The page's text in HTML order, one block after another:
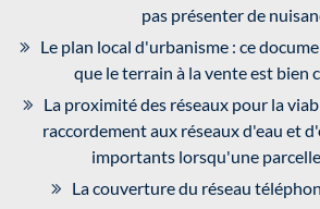
pas présenter de
Le plan local d'urbanisme : ce
que le terrain à la vente est bien
La proximité des réseaux pour la
raccordement aux réseaux d'eau et
importants lorsqu'une parcelle
La couverture du réseau